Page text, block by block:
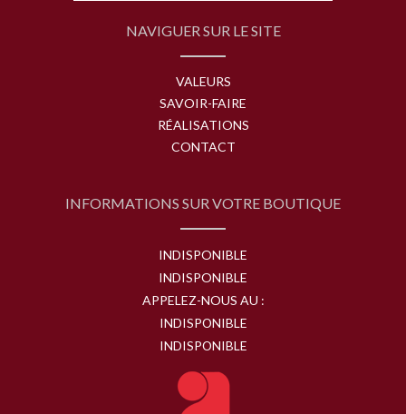
NAVIGUER SUR LE SITE
VALEURS
SAVOIR-FAIRE
RÉALISATIONS
CONTACT
INFORMATIONS SUR VOTRE BOUTIQUE
INDISPONIBLE
INDISPONIBLE
APPELEZ-NOUS AU :
INDISPONIBLE
INDISPONIBLE